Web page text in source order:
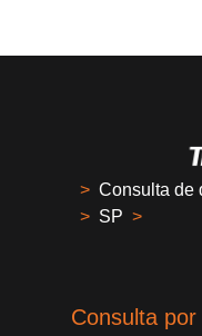
> Consulta de
> SP >
Consulta